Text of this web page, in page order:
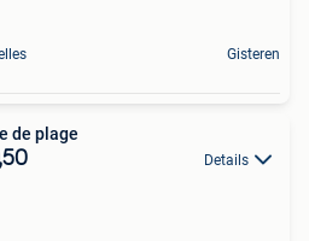
Gisteren
de plage
Details